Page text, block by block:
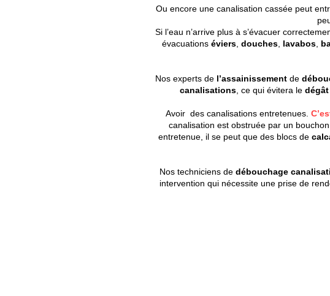
Ou encore une canalisation cassée peut
Si l’eau n’arrive plus à s’évacuer
évacuations éviers douches lavabos
Nos experts de l’assainissement de
canalisations , ce qui évitera le
Avoir des canalisations entretenues.
canalisation est obstruée par un
entretenue, il se peut que des blocs de
Nos techniciens de débouchage
intervention qui nécessite une prise de